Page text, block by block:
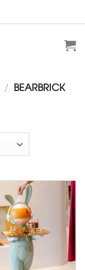
/ BEARBRICK